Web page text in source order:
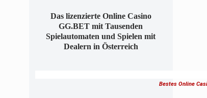
Das lizenzierte Online Casino
GG.BET mit Tausenden
Spielautomaten und Spielen mit
Dealern in Österreich
Bestes Online